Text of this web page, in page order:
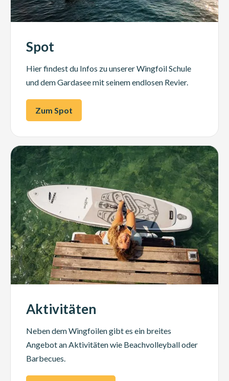
Spot
Hier findest du Infos zu unserer Wingfoil Schule
und dem Gardasee mit seinem endlosen Revier.
Zum Spot
Aktivitäten
Neben dem Wingfoilen gibt es ein breites
Angebot an Aktivitäten wie Beachvolleyball oder
Barbecues.